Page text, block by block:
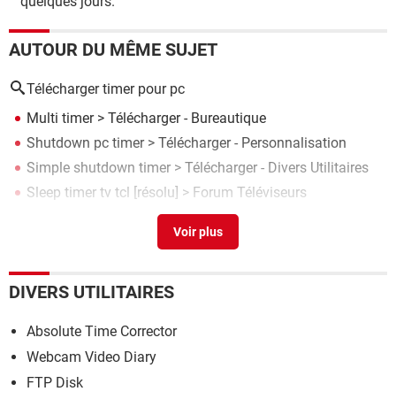
AUTOUR DU MÊME SUJET
Télécharger timer pour pc
Multi timer> Télécharger - Bureautique
Shutdown pc timer> Télécharger - Personnalisation
Simple shutdown timer > Télécharger - Divers Utilitaires
Sleep timer tv tcl [résolu] > Forum Téléviseurs
Forum Matériel & Système
DIVERS UTILITAIRES
Absolute Time Corrector
Webcam Video Diary
FTP Disk